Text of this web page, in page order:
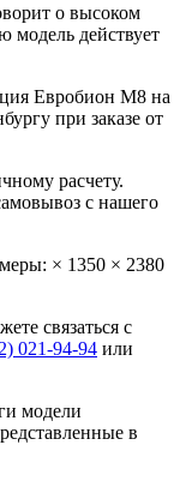
о высоком
модель действует
Евробион М8 на
при заказе от
расчету.
с нашего
× 1350 × 2380
связаться с
021-94-94 или
модели
в